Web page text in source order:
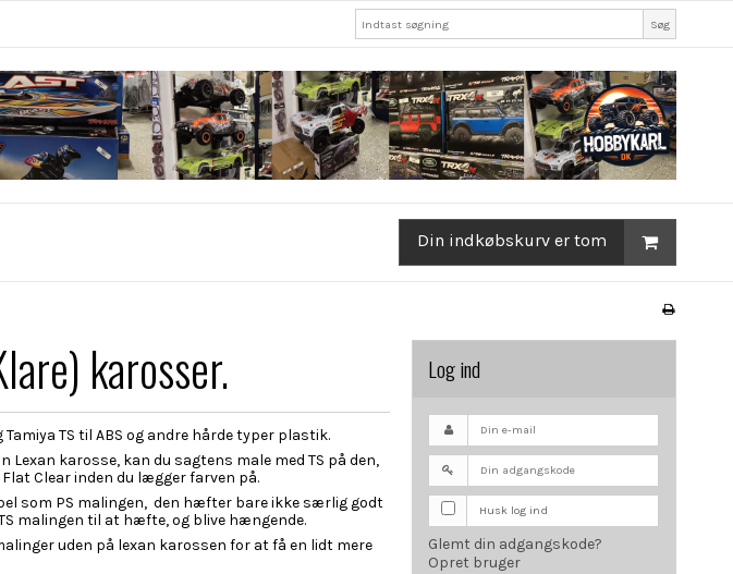
Søg
Din indkøbskurv er tom
karosser.
TS til ABS og andre hårde typer plastik.
Lexan karosse, kan du sagtens male med TS på den,
Clear inden du lægger farven på.
som PS malingen, den hæfter bare ikke særlig godt
malingen til at hæfte, og blive hængende.
uden på lexan karossen for at få en lidt mere
Log ind
Husk log ind
Glemt din adgangskode?
Opret bruger